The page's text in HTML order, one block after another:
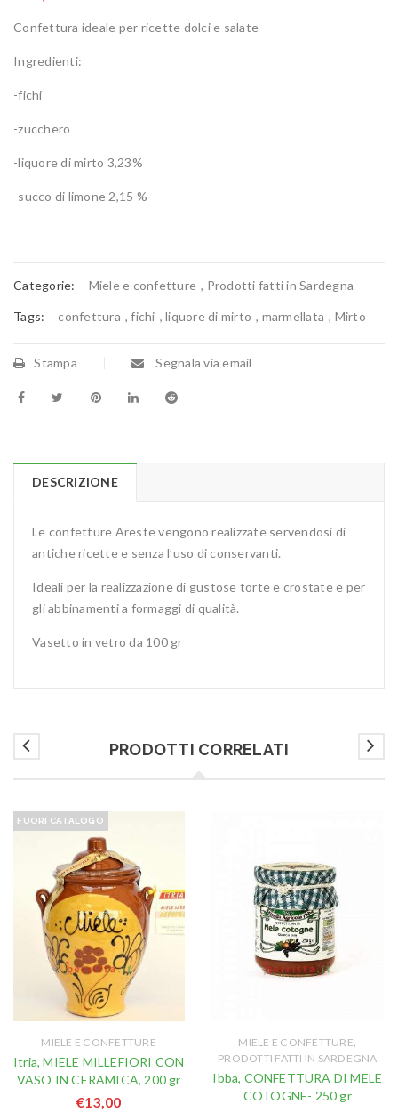
Confettura ideale per ricette dolci e salate
Ingredienti:
-fichi
-zucchero
-liquore di mirto 3,23%
-succo di limone 2,15 %
Categorie: Miele e confetture , Prodotti fatti in Sardegna
Tags: confettura ,fichi , liquore di mirto , marmellata , Mirto
Stampa Segnala via email
DESCRIZIONE
Le confetture Areste vengono realizzate servendosi di
antiche ricette e senza l’uso di conservanti.
Ideali per la realizzazione di gustose torte e crostate e per
gli abbinamenti a formaggi di qualità.
Vasetto in vetro da 100 gr
PRODOTTI CORRELATI
FUORI CATALOGO
MIELE E CONFETTURE
Itria, MIELE MILLEFIORI CON
VASO IN CERAMICA, 200 gr
€13,00
MIELE E CONFETTURE,
PRODOTTI FATTI IN SARDEGNA
Ibba, CONFETTURA DI MELE
COTOGNE- 250 gr